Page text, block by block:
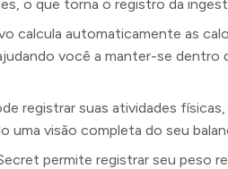
o que torna o registro da
calcula automaticamente as
você a manter-se dentro
registrar suas atividades
uma visão completa do seu
permite registrar seu peso